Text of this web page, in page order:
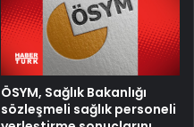
ÖSYM, Sağlık Bakanlığı
sözleşmeli sağlık personeli